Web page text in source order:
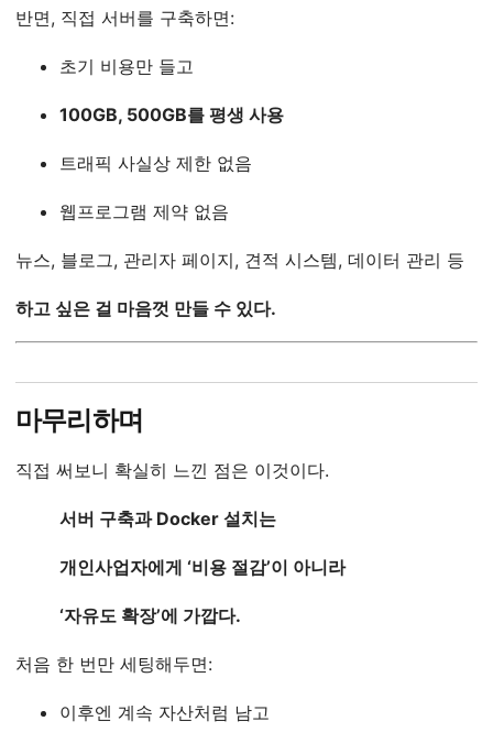
반면, 직접 서버를 구축하면:
초기 비용만 들고
100GB, 500GB를 평생 사용
트래픽 사실상 제한 없음
웹프로그램 제약 없음
뉴스, 블로그, 관리자 페이지, 견적 시스템, 데이터 관리 등
하고 싶은 걸 마음껏 만들 수 있다.
마무리하며
직접 써보니 확실히 느낀 점은 이것이다.
서버 구축과 Docker 설치는
개인사업자에게 ‘비용 절감’이 아니라
‘자유도 확장’에 가깝다.
처음 한 번만 세팅해두면:
이후엔 계속 자산처럼 남고